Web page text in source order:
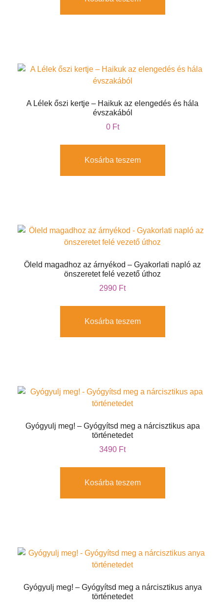
A Lélek őszi kertje – Haikuk az elengedés és hála
évszakából
0 Ft
Kosárba teszem
Öleld magadhoz az árnyékod – Gyakorlati napló az
önszeretet felé vezető úthoz
2990 Ft
Kosárba teszem
Gyógyulj meg! – Gyógyítsd meg a nárcisztikus apa
történetedet
3490 Ft
Kosárba teszem
Gyógyulj meg! – Gyógyítsd meg a nárcisztikus anya
történetedet